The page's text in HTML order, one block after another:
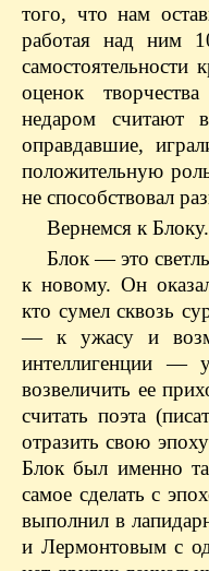
того, что нам
работая над ним
самостоятельности
оценок
недаром считают
оправдавшие,
положительную
не способствовал
Вернемся к Блоку.
Блок — это
к новому. Он
кто сумел сквозь
— к ужасу и
интеллигенции —
возвеличить ее
считать поэта
отразить свою
Блок был именно
самое сделать с
выполнил в
и Лермонтовым с